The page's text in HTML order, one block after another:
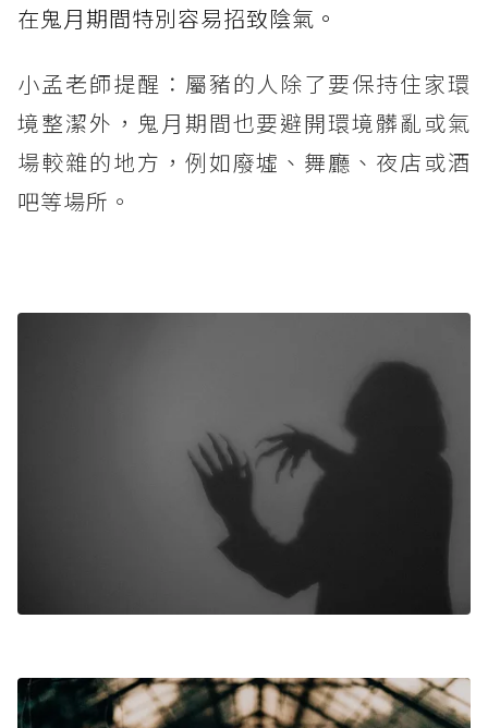
在鬼月期間特別容易招致陰氣。
小孟老師提醒：屬豬的人除了要保持住家環
境整潔外，鬼月期間也要避開環境髒亂或氣
場較雜的地方，例如廢墟、舞廳、夜店或酒
吧等場所。